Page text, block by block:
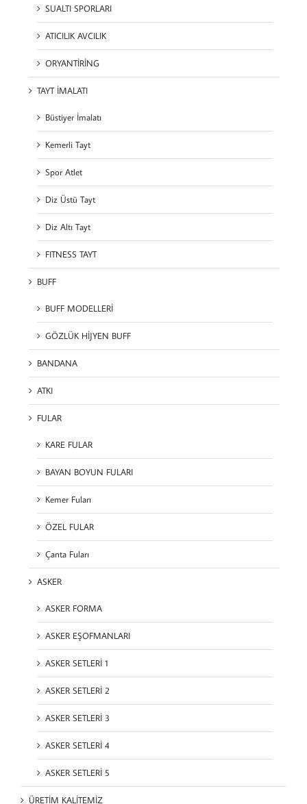
SUALTI SPORLARI
ATICILIK AVCILIK
ORYANTİRİNG
TAYT İMALATI
Büstiyer İmalatı
Kemerli Tayt
Spor Atlet
Diz Üstü Tayt
Diz Altı Tayt
FITNESS TAYT
BUFF
BUFF MODELLERİ
GÖZLÜK HİJYEN BUFF
BANDANA
ATKI
FULAR
KARE FULAR
BAYAN BOYUN FULARI
Kemer Fuları
ÖZEL FULAR
Çanta Fuları
ASKER
ASKER FORMA
ASKER EŞOFMANLARI
ASKER SETLERİ 1
ASKER SETLERİ 2
ASKER SETLERİ 3
ASKER SETLERİ 4
ASKER SETLERİ 5
ÜRETİM KALİTEMİZ